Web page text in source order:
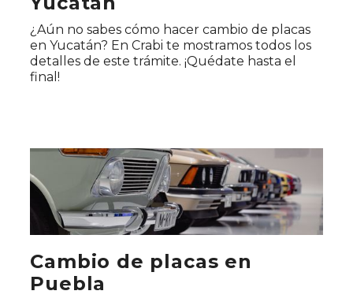
¿Aún no sabes cómo hacer cambio de placas
en Yucatán? En Crabi te mostramos todos los
detalles de este trámite. ¡Quédate hasta el
final!
Cambio de placas en
Puebla